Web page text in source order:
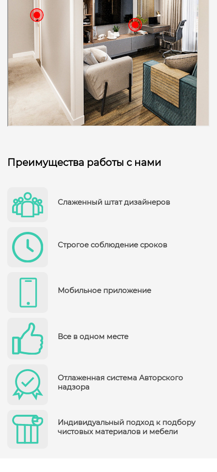
Преимущества работы с нами
Слаженный штат дизайнеров
Строгое соблюдение сроков
Мобильное приложение
Все в одном месте
Отлаженная система Авторского
надзора
Индивидуальный подход к подбору
чистовых материалов и мебели